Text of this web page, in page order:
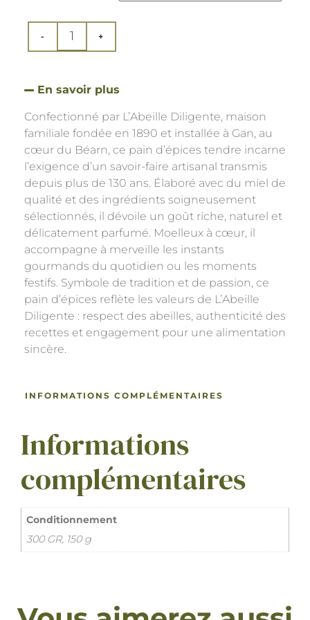
En savoir plus
Confectionné par L’Abeille Diligente, maison
familiale fondée en 1890 et installée à Gan, au
cœur du Béarn, ce pain d’épices tendre incarne
l’exigence d’un savoir-faire artisanal transmis
depuis plus de 130 ans. Élaboré avec du miel de
qualité et des ingrédients soigneusement
sélectionnés, il dévoile un goût riche, naturel et
délicatement parfumé. Moelleux à cœur, il
accompagne à merveille les instants
gourmands du quotidien ou les moments
festifs. Symbole de tradition et de passion, ce
pain d’épices reflète les valeurs de L’Abeille
Diligente : respect des abeilles, authenticité des
recettes et engagement pour une alimentation
sincère.
INFORMATIONS COMPLÉMENTAIRES
Informations
complémentaires
Conditionnement
300 GR, 150 g